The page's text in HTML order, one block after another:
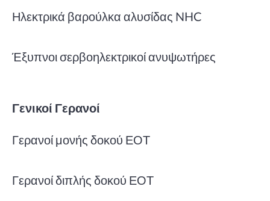
Ηλεκτρικά βαρούλκα αλυσίδας NHC
Έξυπνοι σερβοηλεκτρικοί ανυψωτήρες
Γενικοί Γερανοί
Γερανοί μονής δοκού ΕΟΤ
Γερανοί διπλής δοκού ΕΟΤ